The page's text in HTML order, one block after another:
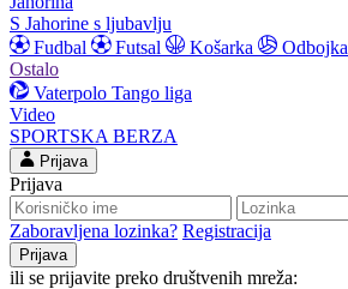
S Jahorine s ljubavlju
Fudbal
Futsal Košarka Odbojka
Ostalo
Vaterpolo Tango liga
Video
SPORTSKA BERZA
Prijava
Prijava
Zaboravljena lozinka? Registracija
ili se prijavite preko društvenih mreža: